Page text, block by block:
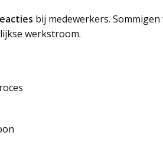
bij medewerkers.
werkstroom.